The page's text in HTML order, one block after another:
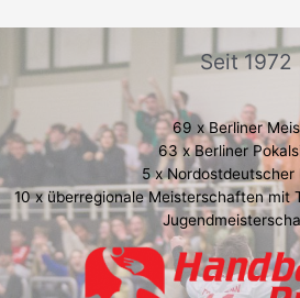
Seit 1972
69 x Berliner
63 x Berliner
5 x Nordostdeutscher
10 x überregionale Meisterschaften mit